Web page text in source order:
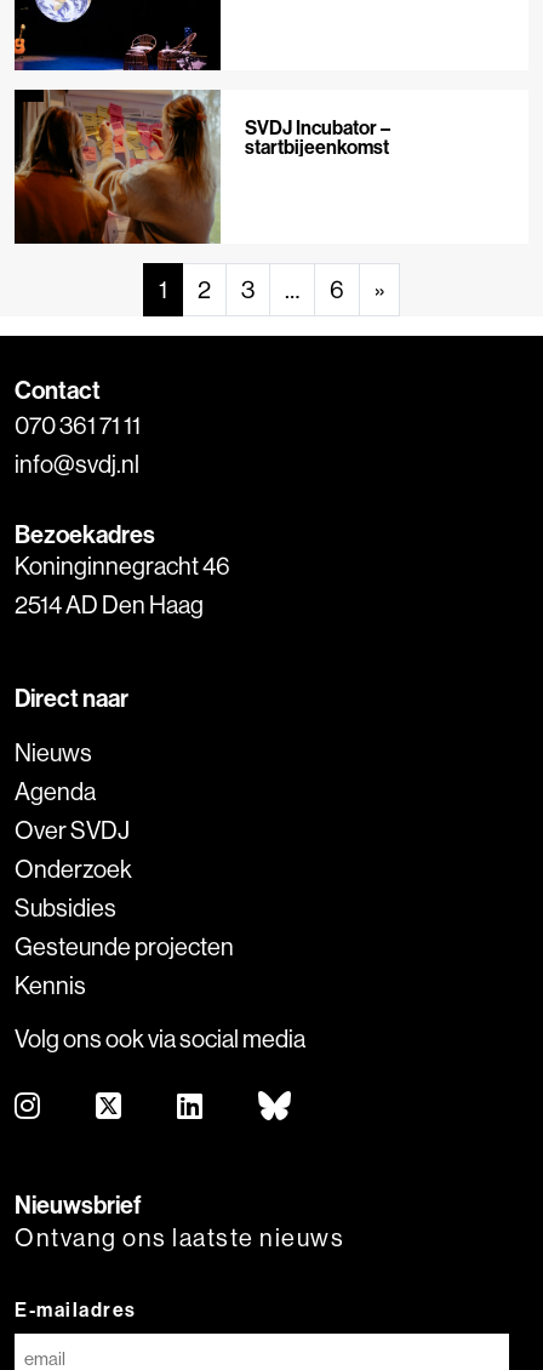
SVDJ Incubator –
startbijeenkomst
1 2 3 … 6 »
Contact
070 361 71 11
info@svdj.nl
Bezoekadres
Koninginnegracht 46
2514 AD Den Haag
Direct naar
Nieuws
Agenda
Over SVDJ
Onderzoek
Subsidies
Gesteunde projecten
Kennis
Volg ons ook via social media
Nieuwsbrief
Ontvang ons laatste nieuws
E-mailadres